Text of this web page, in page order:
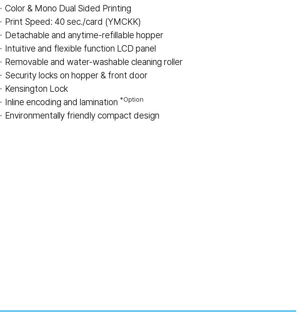
ㆍColor & Mono Dual Sided Printing
ㆍPrint Speed: 40 sec./card (YMCKK)
ㆍDetachable and anytime-refillable hopper
ㆍIntuitive and flexible function LCD panel
ㆍRemovable and water-washable cleaning roller
ㆍSecurity locks on hopper & front door
ㆍKensington Lock
ㆍInline encoding and lamination *Option
ㆍEnvironmentally friendly compact design